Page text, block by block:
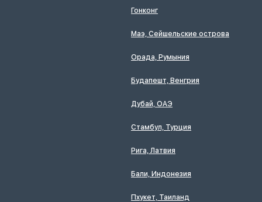
Гонконг
Маэ, Сейшельские острова
Орада, Румыния
Будапешт, Венгрия
Дубай, ОАЭ
Стамбул, Турция
Рига, Латвия
Бали, Индонезия
Пхукет, Таиланд